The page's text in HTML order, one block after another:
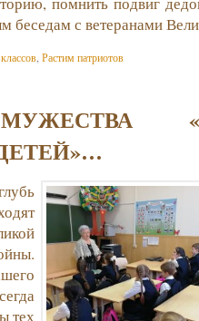
с ветеранами
Растим патриотов
тех